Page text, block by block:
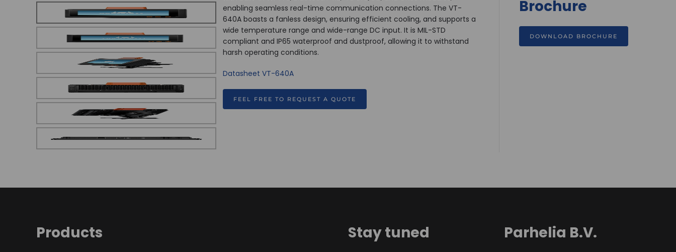
enabling seamless real-time communication connections. The VT-
640A boasts a fanless design, ensuring efficient cooling, and supports a
wide temperature range and wide-range DC input. It is MIL-STD
compliant and IP65 waterproof and dustproof, allowing it to withstand
harsh operating conditions.
Datasheet VT-640A
FEEL FREE TO REQUEST A QUOTE
Brochure
DOWNLOAD BROCHURE
Products Stay tuned Parhelia B.V.